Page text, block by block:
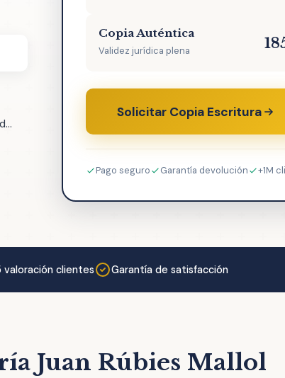
Copia Auténtica
Validez jurídica plena
Solicitar Copia Escritura
Pago seguro Garantía devolución +1M
valoración clientes Garantía de satisfacción
Juan Rúbies Mallol